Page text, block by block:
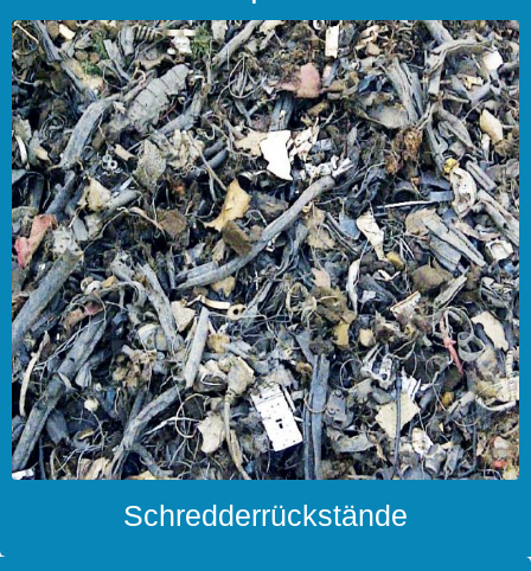
Schredderrückstände